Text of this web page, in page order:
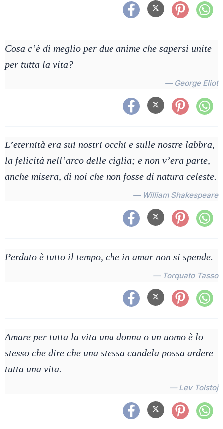
Cosa c’è di meglio per due anime che sapersi unite
per tutta la vita?
— George Eliot
L’eternità era sui nostri occhi e sulle nostre labbra,
la felicità nell’arco delle ciglia; e non v’era parte,
anche misera, di noi che non fosse di natura celeste.
— William Shakespeare
Perduto è tutto il tempo, che in amar non si spende.
— Torquato Tasso
Amare per tutta la vita una donna o un uomo è lo
stesso che dire che una stessa candela possa ardere
tutta una vita.
— Lev Tolstoj